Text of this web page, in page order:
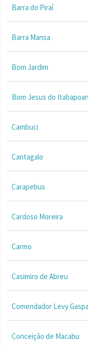
Barra do Piraí
Barra Mansa
Bom Jardim
Bom Jesus do
Cambuci
Cantagalo
Carapebus
Cardoso Moreira
Carmo
Casimiro de Abreu
Comendador Levy
Conceição de Macabu